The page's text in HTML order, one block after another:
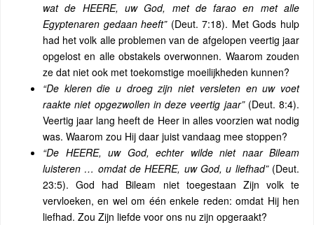
wat de HEERE, uw God, met de farao en met alle
Egyptenaren gedaan heeft”(Deut. 7:18). Met Gods hulp
had het volk alle problemen van de afgelopen veertig jaar
opgelost en alle obstakels overwonnen. Waarom zouden
ze dat niet ook met toekomstige moeilijkheden kunnen?
“De kleren die u droeg zijn niet versleten en uw voet
raakte niet opgezwollen in deze veertig jaar”(Deut. 8:4).
Veertig jaar lang heeft de Heer in alles voorzien wat nodig
was. Waarom zou Hij daar juist vandaag mee stoppen?
“De HEERE, uw God, echter wilde niet naar Bileam
luisteren … omdat de HEERE, uw God, u liefhad”(Deut.
23:5). God had Bileam niet toegestaan ​​Zijn volk te
vervloeken, en wel om één enkele reden: omdat Hij hen
liefhad. Zou Zijn liefde voor ons nu zijn opgeraakt?